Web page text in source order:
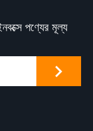
পণ্যের মূল্য